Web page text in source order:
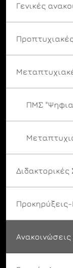
Γενικές
ΠΜΣ
Προκηρύξεις-
Ανακοινώσεις